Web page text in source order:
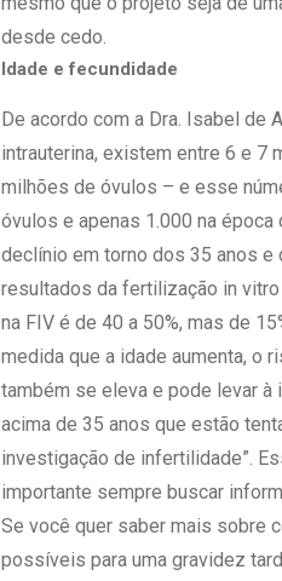
desde cedo.
Idade e fecundidade
De acordo com a Dra. Isabel de
intrauterina, existem entre 6 e 7
milhões de óvulos – e esse
óvulos e apenas 1.000 na
declínio em torno dos 35 anos
resultados da fertilização in vitro
na FIV é de 40 a 50%, mas de
medida que a idade aumenta, o
também se eleva e pode levar à
acima de 35 anos que estão
investigação de infertilidade”.
importante sempre buscar
Se você quer saber mais sobre
possíveis para uma gravidez